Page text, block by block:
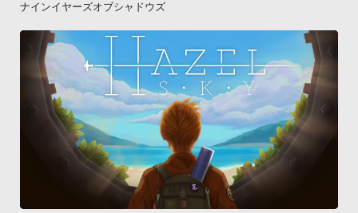
ナインイヤーズオブシャドウズ